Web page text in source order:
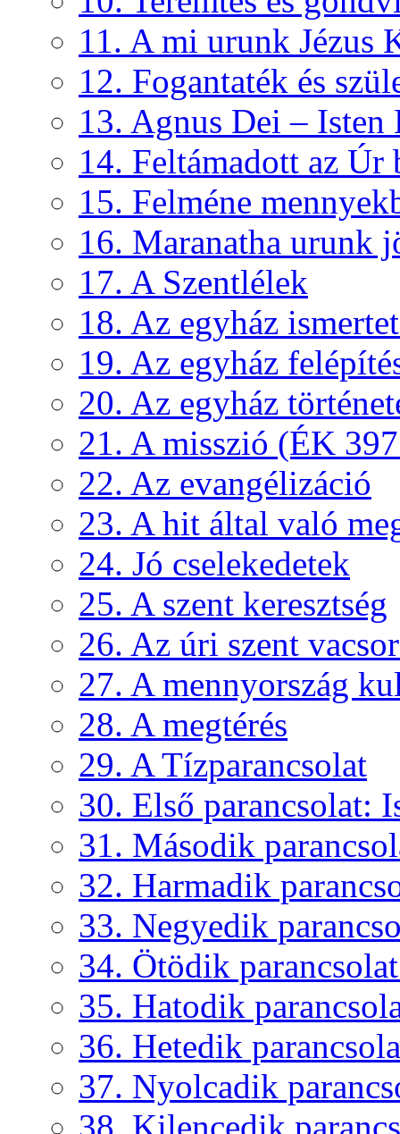
11. A mi urunk Jézus
12. Fogantaték és
13. Agnus Dei – Isten
14. Feltámadott az Úr
15. Felméne
16. Maranatha urunk
17. A Szentlélek
18. Az egyház
19. Az egyház
20. Az egyház
21. A misszió (ÉK
22. Az evangélizáció
23. A hit által való
24. Jó cselekedetek
25. A szent keresztség
26. Az úri szent
27. A mennyország
28. A megtérés
29. A Tízparancsolat
30. Első parancsolat:
31. Második
32. Harmadik
33. Negyedik
34. Ötödik
35. Hatodik
36. Hetedik
37. Nyolcadik